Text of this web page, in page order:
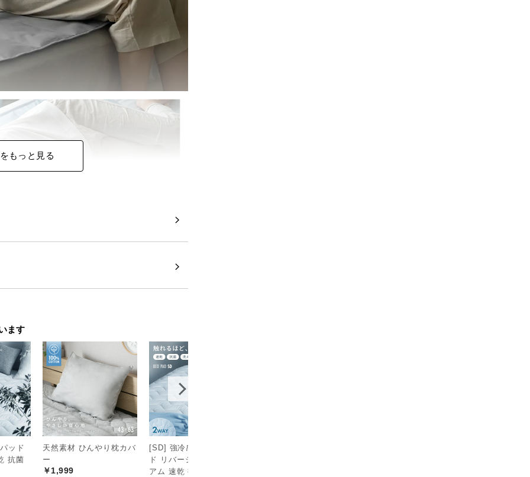
もっと見る
ます
ッド
抗菌
天然素材 ひんやり枕カバ
ー
￥1,999
[SD] 強冷感ひんやりパッ
ド リバーシブル プレミ
アム 速乾 抗菌 洗える